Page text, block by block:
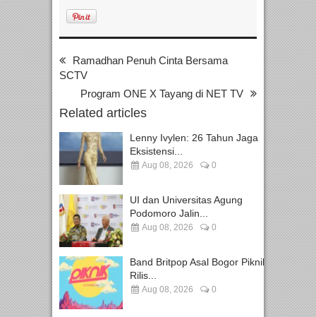
Ramadhan Penuh Cinta Bersama
SCTV
Program ONE X Tayang di NET TV
Related articles
Lenny Ivylen: 26 Tahun Jaga
Eksistensi...
Aug 08, 2026 0
UI dan Universitas Agung
Podomoro Jalin...
Aug 08, 2026 0
Band Britpop Asal Bogor Piknik
Rilis...
Aug 08, 2026 0